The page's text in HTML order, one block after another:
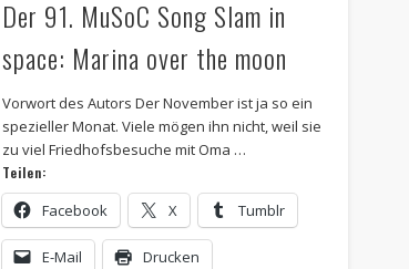
Der 91. MuSoC Song Slam in
space: Marina over the moon
Vorwort des Autors Der November ist ja so ein
spezieller Monat. Viele mögen ihn nicht, weil sie
zu viel Friedhofsbesuche mit Oma …
Teilen:
Facebook X Tumblr
E-Mail Drucken